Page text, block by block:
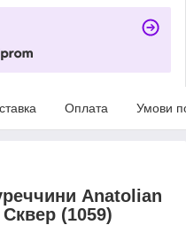
Оплата Умови
Anatolian
(1059)